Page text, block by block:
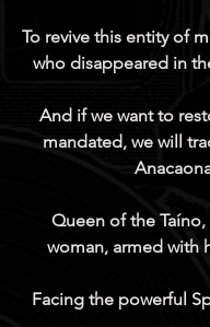
To revive this entity of
who disappeared in
And if we want to
mandated, we will
Queen of the
woman, armed with
Facing the powerful